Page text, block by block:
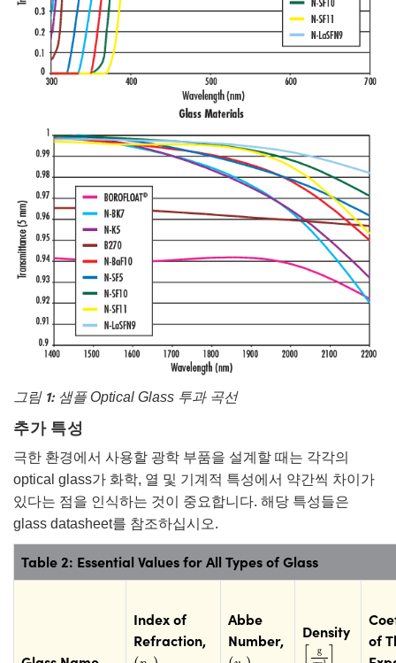
그림 1: 샘플 Optical Glass 투과 곡선
추가 특성
극한 환경에서 사용할 광학 부품을 설계할 때는 각각의
optical glass가 화학, 열 및 기계적 특성에서 약간씩 차이가
있다는 점을 인식하는 것이 중요합니다. 해당 특성들은
glass datasheet를 참조하십시오.
Table 2: Essential Values for All Types of Glass
Index of
Refraction,
( d)
Abbe
Number,
( d
Density
g
[gcm3]
of